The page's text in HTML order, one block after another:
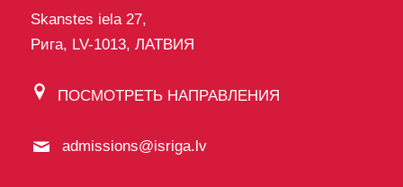
Skanstes iela 27,
Рига, LV-1013, ЛАТВИЯ
ПОСМОТРЕТЬ НАПРАВЛЕНИЯ
admissions@isriga.lv